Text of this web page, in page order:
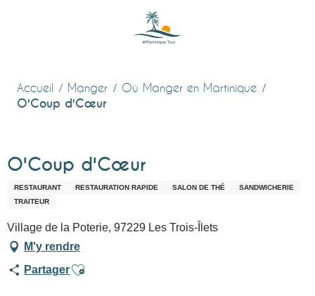
Accueil Manger Où Manger en Martinique
O'Coup d'Cœur
O'Coup d'Cœur
RESTAURANT RESTAURATION RAPIDE SALON DE THÉ
SANDWICHERIE
TRAITEUR
Village de la Poterie, 97229 Les Trois-Îlets
M'y rendre
PartagerAjouter aux favoris